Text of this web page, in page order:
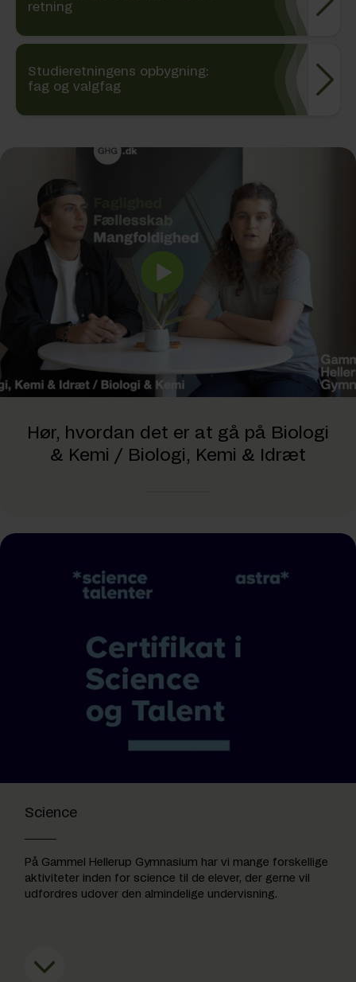
retning
Studieretningens opbygning:
fag og valgfag
Hør, hvordan det er at gå på Biologi
& Kemi / Biologi, Kemi & Idræt
Science
På Gammel Hellerup Gymnasium har vi mange forskellige
aktiviteter inden for science til de elever, der gerne vil
udfordres udover den almindelige undervisning.